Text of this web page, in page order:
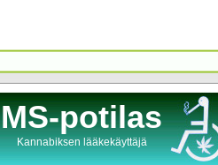
MS-potilas
Kannabiksen lääkekäyttäjä